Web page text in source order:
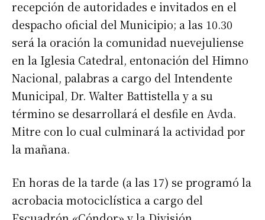
recepción de autoridades e invitados en el
despacho oficial del Municipio; a las 10.30
será la oración la comunidad nuevejuliense
en la Iglesia Catedral, entonación del Himno
Nacional, palabras a cargo del Intendente
Municipal, Dr. Walter Battistella y a su
término se desarrollará el desfile en Avda.
Mitre con lo cual culminará la actividad por
la mañana.
En horas de la tarde (a las 17) se programó la
acrobacia motociclística a cargo del